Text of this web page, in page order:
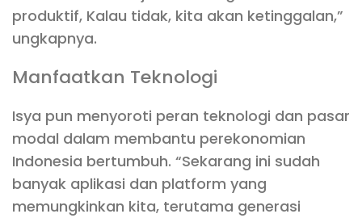
produktif, Kalau tidak, kita akan ketinggalan,”
ungkapnya.
Manfaatkan Teknologi
Isya pun menyoroti peran teknologi dan pasar
modal dalam membantu perekonomian
Indonesia bertumbuh. “Sekarang ini sudah
banyak aplikasi dan platform yang
memungkinkan kita, terutama generasi